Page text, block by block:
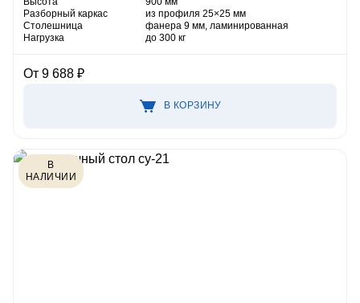
Разборный каркас
из профиля 25×25 мм
Столешница
фанера 9 мм, ламинированная
Нагрузка
до 300 кг
От 9 688 ₽
В КОРЗИНУ
В
НАЛИЧИИ